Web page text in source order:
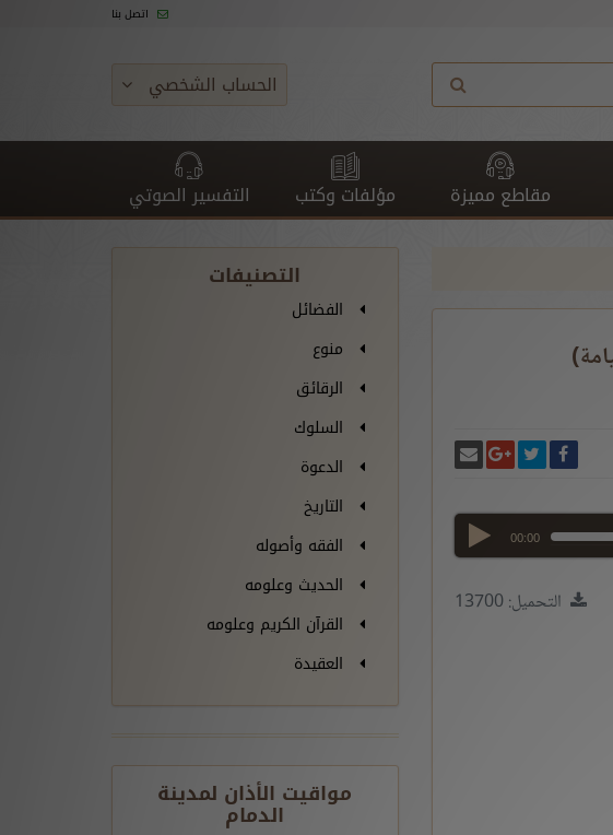
اتصل بنا
الحساب الشخصي
مقاطع مميزة مؤلفات وكتب التفسير الصوتي
شارك على فيسبوك
انشر تغريدة
شارك على غوغل بلس
00:00
التحميل: 13700
التصنيفات
الفضائل
منوع
الرقائق
السلوك
الدعوة
التاريخ
الفقه وأصوله
الحديث وعلومه
القرآن الكريم وعلومه
العقيدة
مواقيت الأذان لمدينة
الدمام